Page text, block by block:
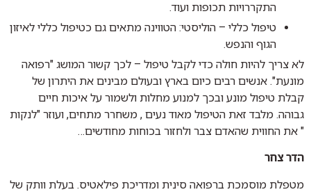
התקררויות תכופות ועוד.
טיפול כללי – הוליסטי: הטווינה מתאים גם כטיפול כללי לאיזון
הגוף והנפש.
לא צריך להיות חולה כדי לקבל טיפול – לכך קשור המושג "רפואה
מונעת". אנשים רבים כיום בארץ ובעולם מבינים את היתרון של
קבלת טיפול מונע ובכך למנוע מחלות ולשמור על איכות חיים
גבוהה. מלבד זאת הטיפול מאוד נעים , משחרר מתחים, ועוזר "לנקות
" את החווית שהאדם צבר ולחזור בכוחות מחודשים…
הדר צחר
מטפלת מוסמכת ברפואה סינית ומדריכת פילאטיס. בעלת וותק של